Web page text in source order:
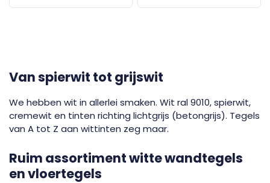
Van spierwit tot grijswit
We hebben wit in allerlei smaken. Wit ral 9010, spierwit,
cremewit en tinten richting lichtgrijs (betongrijs). Tegels
van A tot Z aan wittinten zeg maar.
Ruim assortiment witte wandtegels
en vloertegels